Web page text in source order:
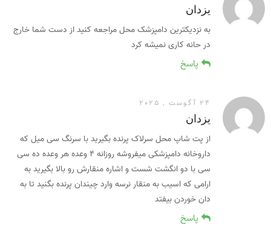
یزدان
به نزدیکترین دامپزشک محل مراجعه کنید از دست شما خارج
در حانه کاری نمیشه کرد
پاسخ
24 آگوست , 2025
یزدان
از پت شاپ محل سرلاک پرنده بگیرید با سرنگ سی میل که
داروخانه دامپزشکی میفروشه روزانه ۴ وعده هر وعده ده سی
سی با دو انگشت شست و اشاره منقارش رو بالا بگیرید به
ارامی که اسیب به منقار نرسه وارد چیندان پرنده بگنید تا به
دان خوردن بیفتد
پاسخ